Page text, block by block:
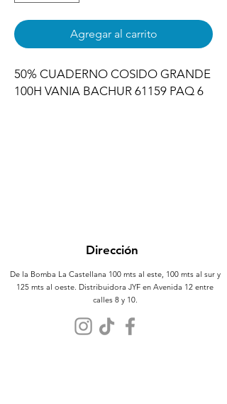
Agregar al carrito
50% CUADERNO COSIDO GRANDE
100H VANIA BACHUR 61159 PAQ 6
Dirección
De la Bomba La Castellana 100 mts al este, 100 mts al sur y
125 mts al oeste. Distribuidora JYF en Avenida 12 entre
calles 8 y 10.